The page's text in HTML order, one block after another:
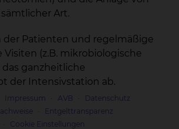
Art.
der Patienten und regelmäßige
Visiten (z.B. mikrobiologische
ganzheitliche
der Intensivstation ab.
Impressum AVB
Datenschutz
Entgelttransparenz
Cookie Einstellungen